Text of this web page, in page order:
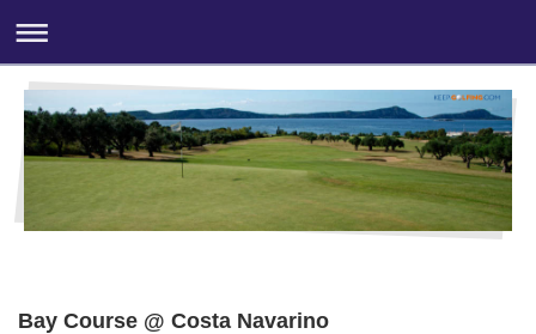
Bay Course @ Costa Navarino